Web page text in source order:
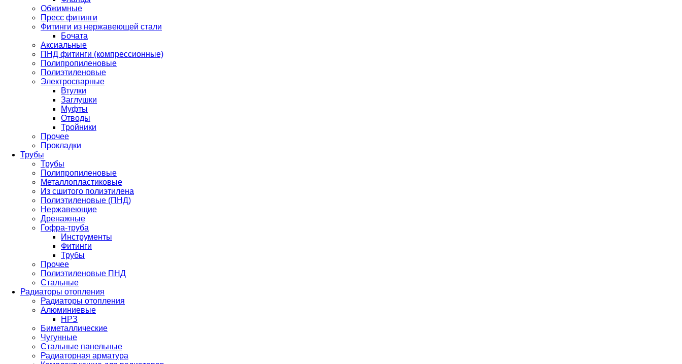
Обжимные
Пресс фитинги
Фитинги из нержавеющей стали
Бочата
Аксиальные
ПНД фитинги (компрессионные)
Полипропиленовые
Полиэтиленовые
Электросварные
Втулки
Заглушки
Муфты
Отводы
Тройники
Прочее
Прокладки
Трубы
Трубы
Полипропиленовые
Металлопластиковые
Из сшитого полиэтилена
Полиэтиленовые (ПНД)
Нержавеющие
Дренажные
Гофра-труба
Инструменты
Фитинги
Трубы
Прочее
Полиэтиленовые ПНД
Стальные
Радиаторы отопления
Радиаторы отопления
Алюминиевые
НРЗ
Биметаллические
Чугунные
Стальные панельные
Радиаторная арматура